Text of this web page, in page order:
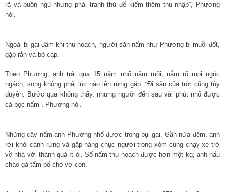
rã và buồn ngủ nhưng phải tranh thủ để kiếm thêm thu nhập”, Phương
nói.
Ngoài bị gai đâm khi thu hoạch, người săn nấm như Phương bị muỗi đốt,
gặp rắn và bò cạp.
Theo Phương, anh trải qua 15 năm nhổ nấm mối, nắm rõ mọi ngóc
ngách, song không phải lúc nào lên rừng gặp. “Đi săn của trời cũng tùy
duyên. Bước qua không thấy, nhưng người đến sau vài phút nhổ được
cả bọc nấm”, Phương nói.
Những cây nấm anh Phương nhổ được trong bụi gai. Gần nửa đêm, anh
rời khỏi cánh rừng và gặp hàng chục người trong xóm cùng chạy xe trở
về nhà với thành quả ít ỏi. Số nấm thu hoạch được hơn một kg, anh nấu
cháo gà tẩm bổ cho vợ con.